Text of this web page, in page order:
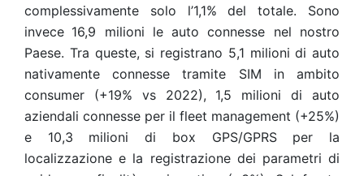
complessivamente solo l’1,1% del totale. Sono
invece 16,9 milioni le auto connesse nel nostro
Paese. Tra queste, si registrano 5,1 milioni di auto
nativamente connesse tramite SIM in ambito
consumer (+19% vs 2022), 1,5 milioni di auto
aziendali connesse per il fleet management (+25%)
e 10,3 milioni di box GPS/GPRS per la
localizzazione e la registrazione dei parametri di